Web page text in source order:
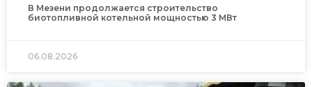
В Мезени продолжается строительство
биотопливной котельной мощностью 3 МВт
06.08.2026